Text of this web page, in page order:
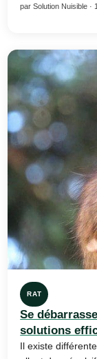
par Solution Nuisible ·
RAT
Se
solutions
Il existe